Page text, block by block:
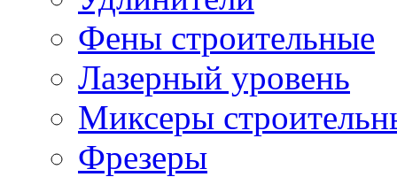
Фены строительные
Лазерный уровень
Миксеры
Фрезеры